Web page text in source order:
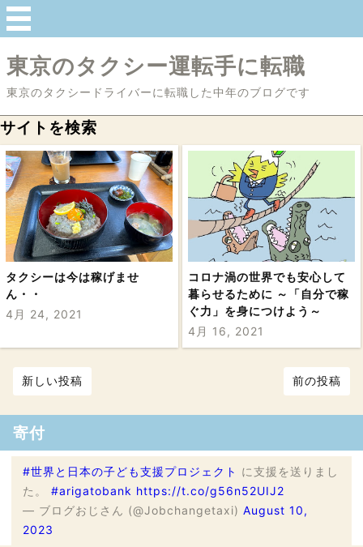
東京のタクシー運転手に転職
東京のタクシードライバーに転職した中年のブログです
サイトを検索
タクシーは今は稼げませ
ん・・
4月 24, 2021
コロナ渦の世界でも安心して
暮らせるために ～「自分で稼
ぐ力」を身につけよう～
4月 16, 2021
新しい投稿 前の投稿
寄付
#世界と日本の子ども支援プロジェクト に支援を送りまし
た。 #arigatobank https://t.co/g56n52UIJ2
— ブログおじさん (@Jobchangetaxi) August 10,
2023